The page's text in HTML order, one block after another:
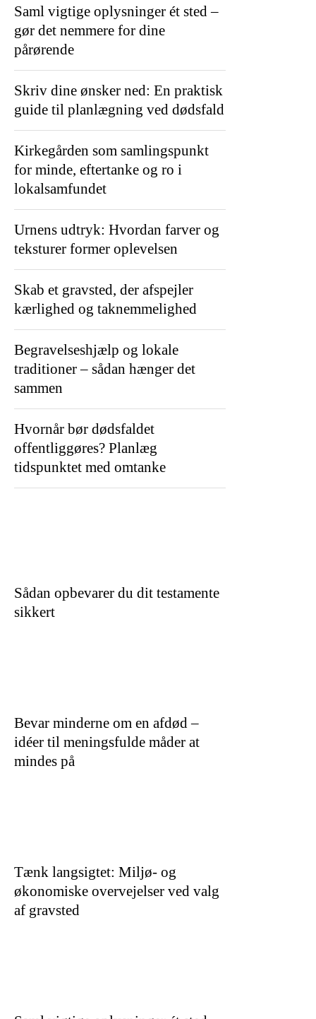
Saml vigtige oplysninger ét sted –
gør det nemmere for dine
pårørende
Skriv dine ønsker ned: En praktisk
guide til planlægning ved dødsfald
Kirkegården som samlingspunkt
for minde, eftertanke og ro i
lokalsamfundet
Urnens udtryk: Hvordan farver og
teksturer former oplevelsen
Skab et gravsted, der afspejler
kærlighed og taknemmelighed
Begravelseshjælp og lokale
traditioner – sådan hænger det
sammen
Hvornår bør dødsfaldet
offentliggøres? Planlæg
tidspunktet med omtanke
Sådan opbevarer du dit testamente
sikkert
Bevar minderne om en afdød –
idéer til meningsfulde måder at
mindes på
Tænk langsigtet: Miljø- og
økonomiske overvejelser ved valg
af gravsted